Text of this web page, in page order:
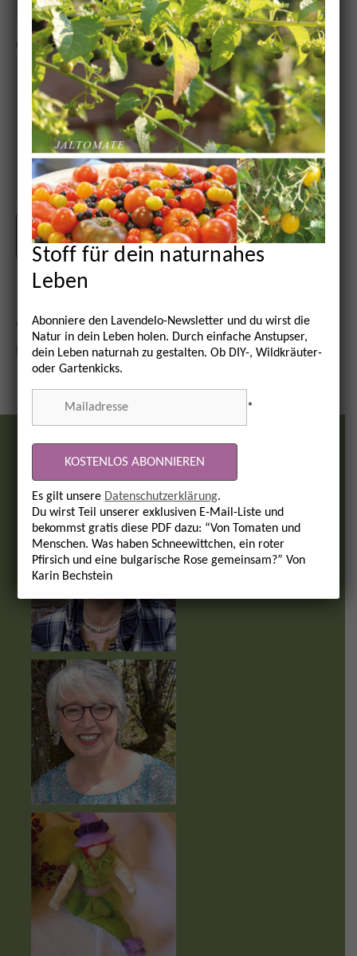
Comment
Vorheriger Beitrag:Slowflower
Bewegung
Nächster Beitrag Lavendelo 25
| Frühjahr 2023
Wir & Team
Stoff für dein naturnahes
Leben
Abonniere den Lavendelo-Newsletter und du wirst die
Natur in dein Leben holen. Durch einfache Anstupser,
dein Leben naturnah zu gestalten. Ob DIY-, Wildkräuter-
oder Gartenkicks.
*
Es gilt unsere Datenschutzerklärung.
Du wirst Teil unserer exklusiven E-Mail-Liste und
bekommst gratis diese PDF dazu: “Von Tomaten und
Menschen. Was haben Schneewittchen, ein roter
Pfirsich und eine bulgarische Rose gemeinsam?” Von
Karin Bechstein